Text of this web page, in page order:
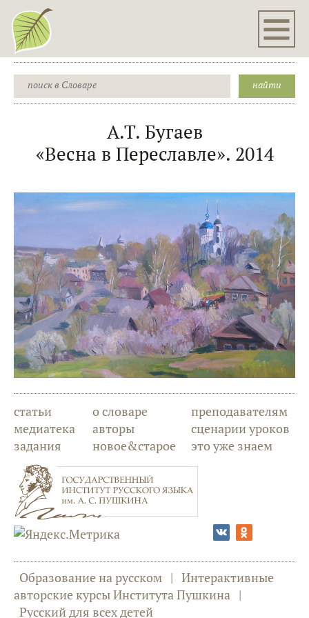
А.Т. Бугаев
«Весна в Переславле». 2014
статьи
медиатека
задания
о словаре
авторы
новое&старое
преподавателям
сценарии уроков
это уже знаем
Образование на русском | Интерактивные
авторские курсы Института Пушкина |
Русский для всех детей